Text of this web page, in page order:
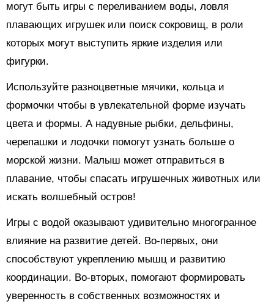
могут быть игры с переливанием воды, ловля
плавающих игрушек или поиск сокровищ, в роли
которых могут выступить яркие изделия или
фигурки.
Используйте разноцветные мячики, кольца и
формочки чтобы в увлекательной форме изучать
цвета и формы. А надувные рыбки, дельфины,
черепашки и лодочки помогут узнать больше о
морской жизни. Малыш может отправиться в
плавание, чтобы спасать игрушечных животных или
искать волшебный остров!
Игры с водой оказывают удивительно многогранное
влияние на развитие детей. Во-первых, они
способствуют укреплению мышц и развитию
координации. Во-вторых, помогают формировать
уверенность в собственных возможностях и